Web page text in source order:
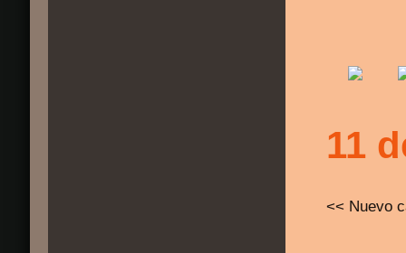
11
<< Nuevo